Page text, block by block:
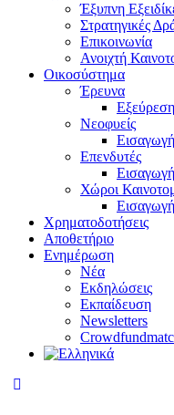
Έξυπνη
Στρατηγικές
Επικοινωνία
Ανοιχτή
Οικοσύστημα
Έρευνα
Νεοφυείς
Επενδυτές
Χώροι
Χρηματοδοτήσεις
Αποθετήριο
Ενημέρωση
Νέα
Εκδηλώσεις
Εκπαίδευση
Newsletters